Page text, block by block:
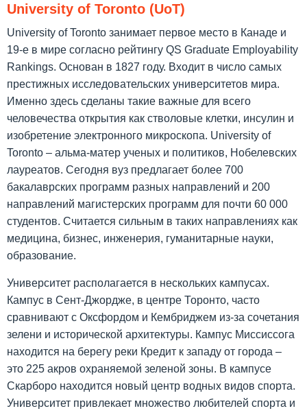
University of Toronto (UoT)
University of Toronto занимает первое место в Канаде и
19-е в мире согласно рейтингу QS Graduate Employability
Rankings. Основан в 1827 году. Входит в число самых
престижных исследовательских университетов мира.
Именно здесь сделаны такие важные для всего
человечества открытия как стволовые клетки, инсулин и
изобретение электронного микроскопа. University of
Toronto – альма-матер ученых и политиков, Нобелевских
лауреатов. Сегодня вуз предлагает более 700
бакалаврских программ разных направлений и 200
направлений магистерских программ для почти 60 000
студентов. Считается сильным в таких направлениях как
медицина, бизнес, инженерия, гуманитарные науки,
образование.
Университет располагается в нескольких кампусах.
Кампус в Сент-Джордже, в центре Торонто, часто
сравнивают с Оксфордом и Кембриджем из-за сочетания
зелени и исторической архитектуры. Кампус Миссиссога
находится на берегу реки Кредит к западу от города –
это 225 акров охраняемой зеленой зоны. В кампусе
Скарборо находится новый центр водных видов спорта.
Университет привлекает множество любителей спорта и